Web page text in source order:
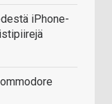
iPhone-